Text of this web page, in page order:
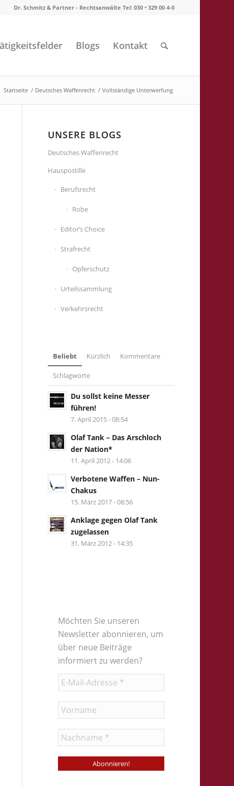
Dr. Schmitz & Partner - Rechtsanwälte Tel: 030 • 329 00 4-0
Blogs Kontakt
Startseite / Deutsches Waffenrecht / Vollständige Unterwerfung
UNSERE BLOGS
Deutsches Waffenrecht
Hauspostille
Berufsrecht
Robe
Editor’s Choice
Strafrecht
Opferschutz
Urteilssammlung
Verkehrsrecht
Beliebt Kürzlich Kommentare
Schlagworte
Du sollst keine Messer
führen!
7. April 2015 - 08:54
Olaf Tank – Das Arschloch
der Nation*
11. April 2012 - 14:06
Verbotene Waffen – Nun-
Chakus
15. März 2017 - 08:56
Anklage gegen Olaf Tank
zugelassen
31. März 2012 - 14:35
Möchten Sie unseren
Newsletter abonnieren, um
über neue Beiträge
informiert zu werden?